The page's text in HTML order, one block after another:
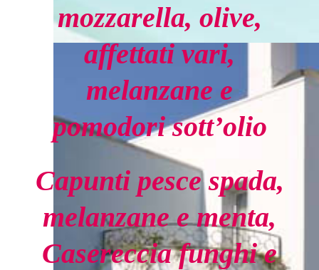
mozzarella, olive,
affettati vari,
melanzane e
pomodori sott’olio
Capunti pesce spada,
melanzane e menta,
Casereccia funghi e